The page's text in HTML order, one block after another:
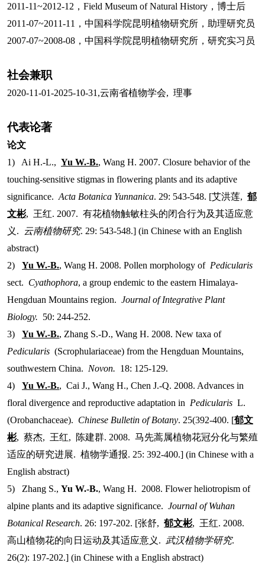
2011-11~2012-12 ， Field Museum of Natural History ，博士后
2011-07~2011-11 ，中国科学院昆明植物研究所，助理研究员
2007-07~2008-08 ，中国科学院昆明植物研究所，研究实习员
社会兼职
2020-11-01-2025-10-31,云南省植物学会, 理事
代表论著
论文
1) Ai H.-L., Yu W.-B., Wang H. 2007. Closure behavior of the
touching-sensitive stigmas in flowering plants and its adaptive
significance. Acta Botanica Yunnanica. 29: 543-548. [艾洪莲, 郁
文彬, 王红. 2007. 有花植物触敏柱头的闭合行为及其适应意
义 . 云南植物研究. 29: 543-548.] (in Chinese with an English
abstract)
2) Yu W.-B., Wang H. 2008. Pollen morphology of Pedicularis
sect. Cyathophora, a group endemic to the eastern Himalaya-
Hengduan Mountains region. Journal of Integrative Plant
Biology. 50: 244-252.
3) Yu W.-B., Zhang S.-D., Wang H. 2008. New taxa of
Pedicularis (Scrophulariaceae) from the Hengduan Mountains,
southwestern China. Novon. 18: 125-129.
4) Yu W.-B., Cai J., Wang H., Chen J.-Q. 2008. Advances in
floral divergence and reproductive adaptation in Pedicularis L.
(Orobanchaceae). Chinese Bulletin of Botany. 25(392-400. [郁文
彬, 蔡杰, 王红, 陈建群. 2008. 马先蒿属植物花冠分化与繁殖
适应的研究进展. 植物学通报. 25: 392-400.] (in Chinese with a
English abstract)
5) Zhang S., Yu W.-B., Wang H. 2008. Flower heliotropism of
alpine plants and its adaptive significance. Journal of Wuhan
Botanical Research. 26: 197-202. [张舒, 郁文彬, 王红. 2008.
高山植物花的向日运动及其适应意义 . 武汉植物学研究.
26(2): 197-202.] (in Chinese with a English abstract)